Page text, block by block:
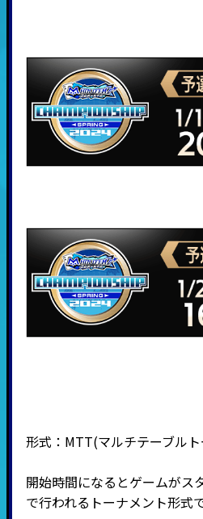
形式： MTT(マルチテーブル
開始時間になるとゲームがス
で行われるトーナメント形式で